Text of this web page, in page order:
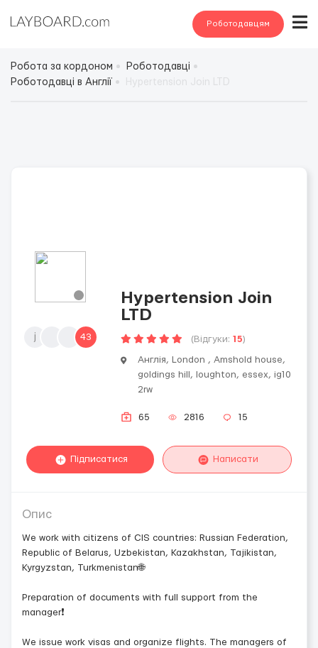
Роботодавцям
Робота за кордоном
Роботодавці
Роботодавці в Англії
j 43
Hypertension Join
LTD
(Відгуки: 15)
Англія, London , Amshold house,
goldings hill, loughton, essex, ig10
2rw
65 2816 15
Підписатися Написати
Опис
We work with citizens of CIS countries: Russian Federation,
Republic of Belarus, Uzbekistan, Kazakhstan, Tajikistan,
Kyrgyzstan, Turkmenistan🌐
Preparation of documents with full support from the
manager❗️
We issue work visas and organize flights. The managers of